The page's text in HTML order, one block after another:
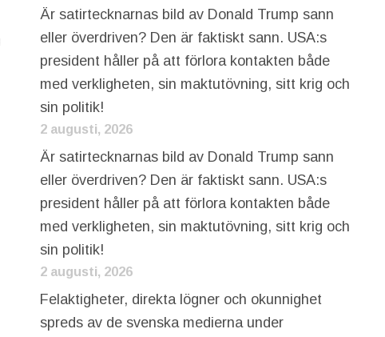
Är satirtecknarnas bild av Donald Trump sann
eller överdriven? Den är faktiskt sann. USA:s
president håller på att förlora kontakten både
med verkligheten, sin maktutövning, sitt krig och
sin politik!
2 augusti, 2026
Är satirtecknarnas bild av Donald Trump sann
eller överdriven? Den är faktiskt sann. USA:s
president håller på att förlora kontakten både
med verkligheten, sin maktutövning, sitt krig och
sin politik!
2 augusti, 2026
Felaktigheter, direkta lögner och okunnighet
spreds av de svenska medierna under